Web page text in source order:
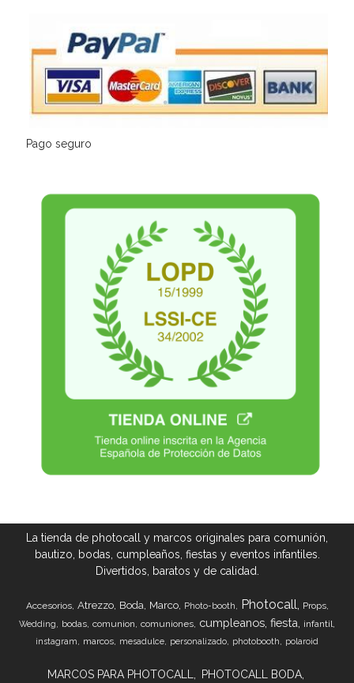
Pago seguro
La tienda de photocall y marcos originales para comunión,
bautizo, bodas, cumpleaños, fiestas y eventos infantiles.
Divertidos, baratos y de calidad.
Accesorios Atrezzo Boda Marco Photo-booth Photocall Props
Wedding bodas comunion comuniones cumpleanos fiesta infantil
instagram marcos mesadulce personalizado photobooth polaroid
MARCOS PARA PHOTOCALL PHOTOCALL BODA